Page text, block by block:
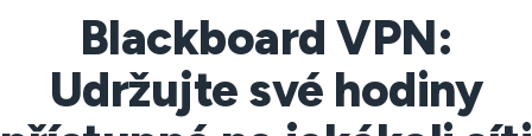
Blackboard VPN:
Udržujte své hodiny